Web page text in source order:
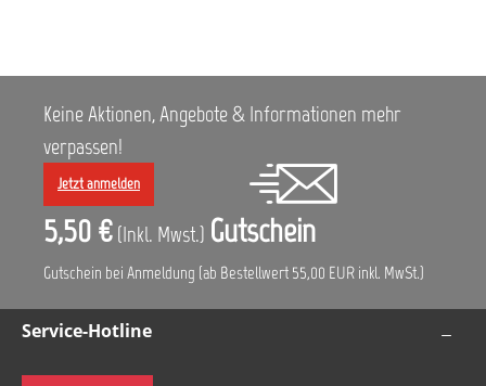
Aluminium geschliffener OEM-Lack Silikon-
Füllstoffgeneration verändert seine Farbe, wenn
er trocknet einfach zu Schleifen exzellente
Füllkraft hervorragende Haftung Enthält Styrol;
1,2,3,6-Tetrahydrophthalsäureanhydrid.Kann
allergische Reaktionen hervorrufen
Keine Aktionen, Angebote & Informationen mehr
verpassen!
Jetzt anmelden
5,50 € (Inkl. Mwst.) Gutschein
Gutschein bei Anmeldung (ab Bestellwert 55,00 EUR inkl. MwSt.)
Service-Hotline